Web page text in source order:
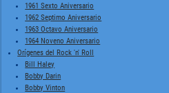
1961 Sexto Aniversario
1962 Septimo Aniversario
1963 Octavo Aniversario
1964 Noveno Aniversario
Orígenes del Rock 'n' Roll
Bill Haley
Bobby Darin
Bobby Vinton